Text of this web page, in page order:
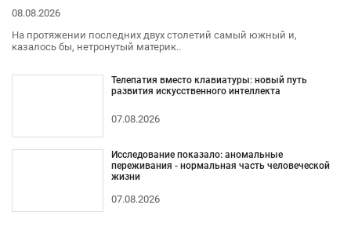
08.08.2026
На протяжении последних двух столетий самый южный и,
казалось бы, нетронутый материк..
Телепатия вместо клавиатуры: новый путь
развития искусственного интеллекта
07.08.2026
Исследование показало: аномальные
переживания - нормальная часть человеческой
жизни
07.08.2026